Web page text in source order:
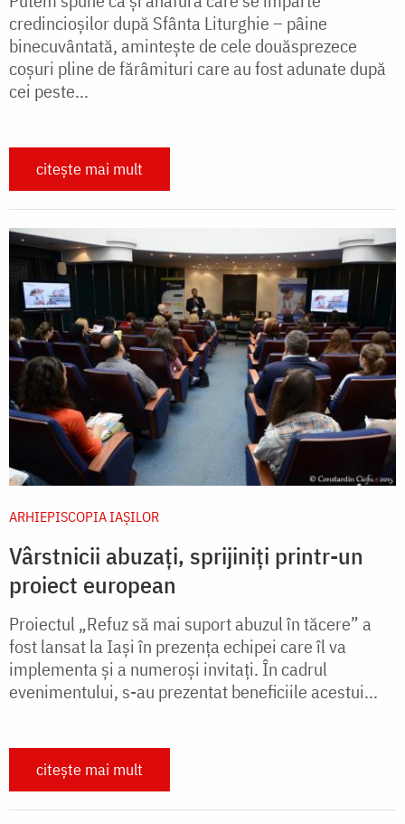
credincioșilor după Sfânta Liturghie – pâine
binecuvântată, amintește de cele douăsprezece
coșuri pline de fărâmituri care au fost adunate după
cei peste...
citește mai mult
ARHIEPISCOPIA IAŞILOR
Vârstnicii abuzaţi, sprijiniţi printr-un
proiect european
Proiectul „Refuz să mai suport abuzul în tăcere” a
fost lansat la Iaşi în prezenţa echipei care îl va
implementa şi a numeroşi invitaţi. În cadrul
evenimentului, s-au prezentat beneficiile acestui...
citește mai mult